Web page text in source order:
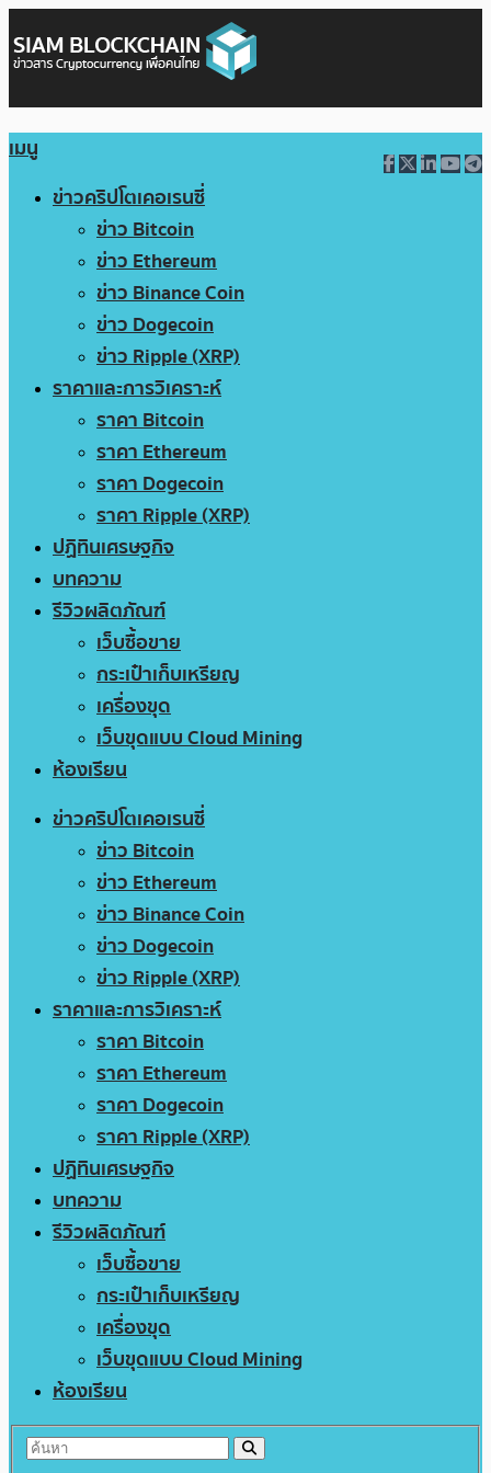
เมนู
ข่าวคริปโตเคอเรนซี่
ข่าว Bitcoin
ข่าว Ethereum
ข่าว Binance Coin
ข่าว Dogecoin
ข่าว Ripple (XRP)
ราคาและการวิเคราะห์
ราคา Bitcoin
ราคา Ethereum
ราคา Dogecoin
ราคา Ripple (XRP)
ปฏิทินเศรษฐกิจ
บทความ
รีวิวผลิตภัณฑ์
เว็บซื้อขาย
กระเป๋าเก็บเหรียญ
เครื่องขุด
เว็บขุดแบบ Cloud Mining
ห้องเรียน
ข่าวคริปโตเคอเรนซี่
ข่าว Bitcoin
ข่าว Ethereum
ข่าว Binance Coin
ข่าว Dogecoin
ข่าว Ripple (XRP)
ราคาและการวิเคราะห์
ราคา Bitcoin
ราคา Ethereum
ราคา Dogecoin
ราคา Ripple (XRP)
ปฏิทินเศรษฐกิจ
บทความ
รีวิวผลิตภัณฑ์
เว็บซื้อขาย
กระเป๋าเก็บเหรียญ
เครื่องขุด
เว็บขุดแบบ Cloud Mining
ห้องเรียน